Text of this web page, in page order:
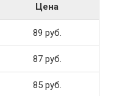
Цена
89 руб.
87 руб.
85 руб.